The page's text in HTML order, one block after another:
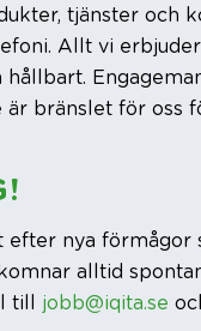
tjänster och
Allt vi
hållbart.
är bränslet för oss
efter nya förmågor
alltid
till jobb@iqita.se